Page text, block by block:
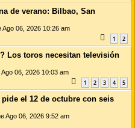
de verano: Bilbao, San
Ago 06, 2026 10:26 am
1 2
Los toros necesitan televisión
Ago 06, 2026 10:03 am
1 2 3 4 5
el 12 de octubre con seis
Ago 06, 2026 9:52 am